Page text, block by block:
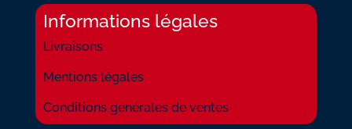
Informations légales
Livraisons
Mentions légales
Conditions générales de ventes